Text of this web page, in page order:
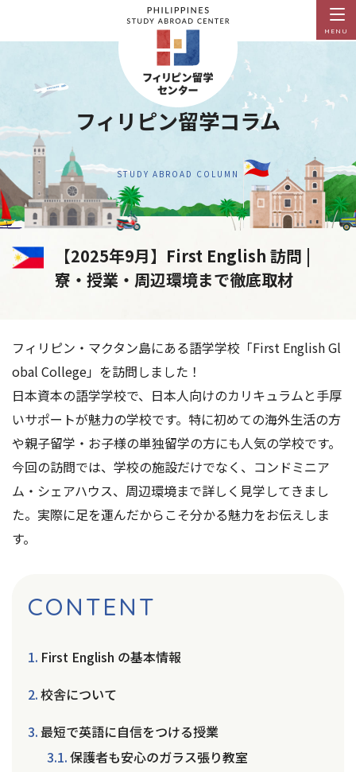
MENU
フィリピン留学コラム
STUDY ABROAD COLUMN
【2025年9月】First English 訪問 |
寮・授業・周辺環境まで徹底取材
フィリピン・マクタン島にある語学学校「First English Gl
obal College」を訪問しました！
日本資本の語学学校で、日本人向けのカリキュラムと手厚
いサポートが魅力の学校です。特に初めての海外生活の方
や親子留学・お子様の単独留学の方にも人気の学校です。
今回の訪問では、学校の施設だけでなく、コンドミニア
ム・シェアハウス、周辺環境まで詳しく見学してきまし
た。実際に足を運んだからこそ分かる魅力をお伝えしま
す。
CONTENT
First English の基本情報
校舎について
最短で英語に自信をつける授業
保護者も安心のガラス張り教室